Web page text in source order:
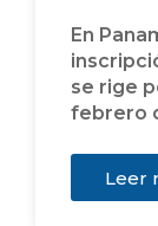
En
se rige
febrero
Leer